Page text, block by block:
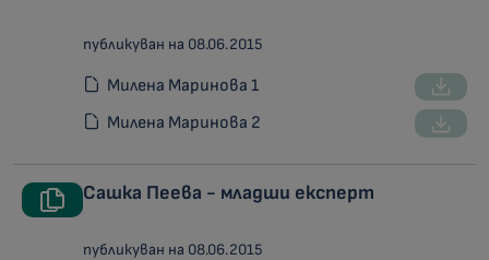
публикуван на 08.06.2015
Милена Маринова 1
Милена Маринова 2
Сашка Пеева - младши експерт
публикуван на 08.06.2015